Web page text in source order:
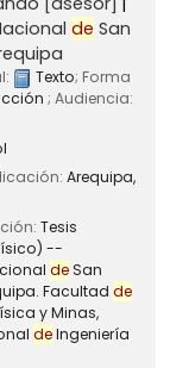
de San
Texto; Forma
; Audiencia:
Arequipa,
Tesis
--
deSan
Facultad de
y Minas,
deIngeniería